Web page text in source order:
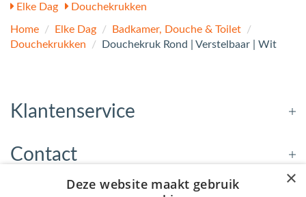
Elke Dag
Douchekrukken
Home / Elke Dag / Badkamer, Douche & Toilet
/
Douchekrukken
/ Douchekruk Rond | Verstelbaar | Wit
Klantenservice
Contact
×
Deze website maakt gebruik